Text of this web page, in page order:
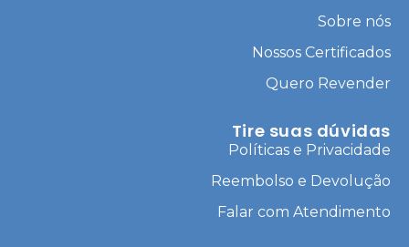
Sobre nós
Nossos Certificados
Quero Revender
Tire suas dúvidas
Políticas e Privacidade
Reembolso e Devolução
Falar com Atendimento